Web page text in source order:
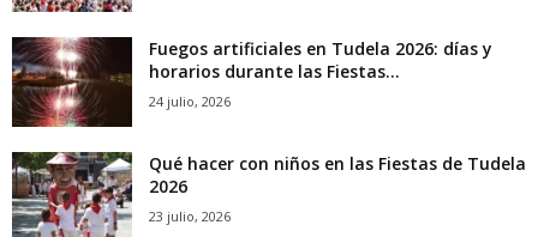
Fuegos artificiales en Tudela 2026: días y
horarios durante las Fiestas...
24 julio, 2026
Qué hacer con niños en las Fiestas de Tudela
2026
23 julio, 2026